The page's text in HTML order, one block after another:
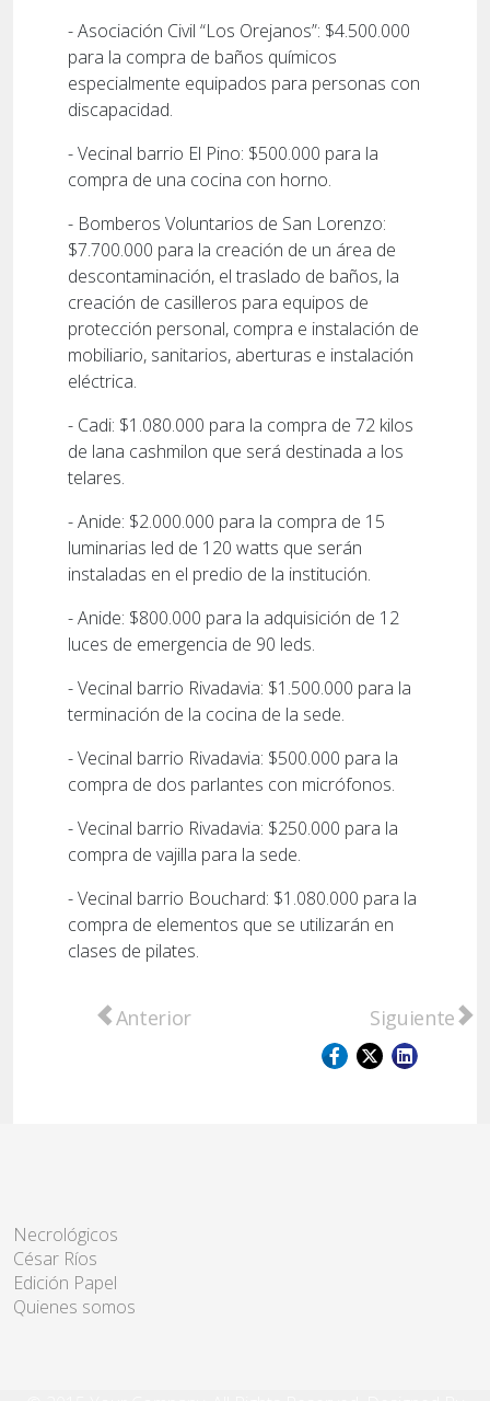
- Asociación Civil “Los Orejanos”: $4.500.000
para la compra de baños químicos
especialmente equipados para personas con
discapacidad.
- Vecinal barrio El Pino: $500.000 para la
compra de una cocina con horno.
- Bomberos Voluntarios de San Lorenzo:
$7.700.000 para la creación de un área de
descontaminación, el traslado de baños, la
creación de casilleros para equipos de
protección personal, compra e instalación de
mobiliario, sanitarios, aberturas e instalación
eléctrica.
- Cadi: $1.080.000 para la compra de 72 kilos
de lana cashmilon que será destinada a los
telares.
- Anide: $2.000.000 para la compra de 15
luminarias led de 120 watts que serán
instaladas en el predio de la institución.
- Anide: $800.000 para la adquisición de 12
luces de emergencia de 90 leds.
- Vecinal barrio Rivadavia: $1.500.000 para la
terminación de la cocina de la sede.
- Vecinal barrio Rivadavia: $500.000 para la
compra de dos parlantes con micrófonos.
- Vecinal barrio Rivadavia: $250.000 para la
compra de vajilla para la sede.
- Vecinal barrio Bouchard: $1.080.000 para la
compra de elementos que se utilizarán en
clases de pilates.
Artículo anterior: Deporte, salud,
Anterior Artículo
Siguiente
Necrológicos
César Ríos
Edición Papel
Quienes somos